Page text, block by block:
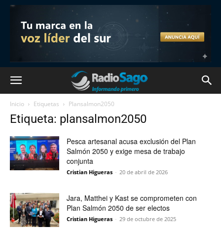
Inicio Etiquetas Plansalmon2050
Etiqueta: plansalmon2050
Pesca artesanal acusa exclusión del Plan
Salmón 2050 y exige mesa de trabajo
conjunta
Cristian Higueras - 20 de abril de 2026
Jara, Matthei y Kast se comprometen con
Plan Salmón 2050 de ser electos
Cristian Higueras - 29 de octubre de 2025